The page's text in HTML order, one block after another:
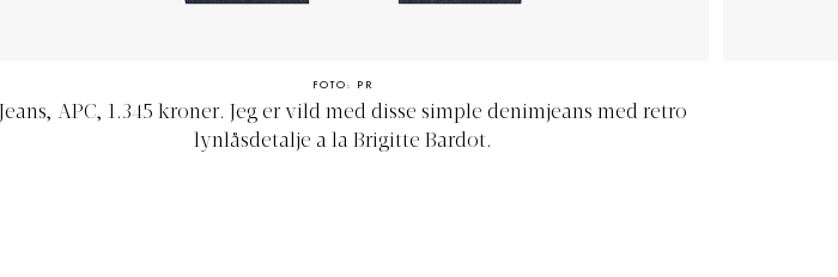
FOTO: PR
Jeans, APC, 1.345 kroner. Jeg er vild med disse simple denimjeans med retro
lynlåsdetalje a la Brigitte Bardot.